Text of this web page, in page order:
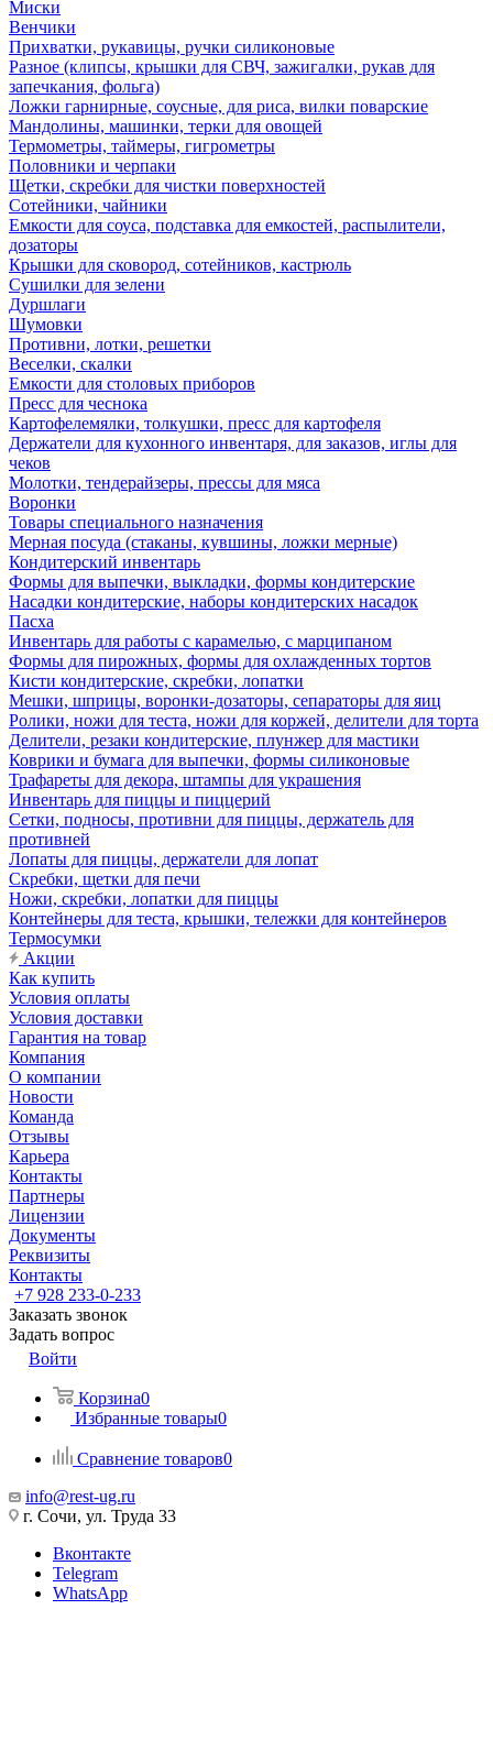
Миски
Венчики
Прихватки, рукавицы, ручки силиконовые
Разное (клипсы, крышки для СВЧ, зажигалки, рукав для
запечкания, фольга)
Ложки гарнирные, соусные, для риса, вилки поварские
Мандолины, машинки, терки для овощей
Термометры, таймеры, гигрометры
Половники и черпаки
Щетки, скребки для чистки поверхностей
Сотейники, чайники
Емкости для соуса, подставка для емкостей, распылители,
дозаторы
Крышки для сковород, сотейников, кастрюль
Сушилки для зелени
Дуршлаги
Шумовки
Противни, лотки, решетки
Веселки, скалки
Емкости для столовых приборов
Пресс для чеснока
Картофелемялки, толкушки, пресс для картофеля
Держатели для кухонного инвентаря, для заказов, иглы для
чеков
Молотки, тендерайзеры, прессы для мяса
Воронки
Товары специального назначения
Мерная посуда (стаканы, кувшины, ложки мерные)
Кондитерский инвентарь
Формы для выпечки, выкладки, формы кондитерские
Насадки кондитерские, наборы кондитерских насадок
Пасха
Инвентарь для работы с карамелью, с марципаном
Формы для пирожных, формы для охлажденных тортов
Кисти кондитерские, скребки, лопатки
Мешки, шприцы, воронки-дозаторы, сепараторы для яиц
Ролики, ножи для теста, ножи для коржей, делители для торта
Делители, резаки кондитерские, плунжер для мастики
Коврики и бумага для выпечки, формы силиконовые
Трафареты для декора, штампы для украшения
Инвентарь для пиццы и пиццерий
Сетки, подносы, противни для пиццы, держатель для
противней
Лопаты для пиццы, держатели для лопат
Скребки, щетки для печи
Ножи, скребки, лопатки для пиццы
Контейнеры для теста, крышки, тележки для контейнеров
Термосумки
Акции
Как купить
Условия оплаты
Условия доставки
Гарантия на товар
Компания
О компании
Новости
Команда
Отзывы
Карьера
Контакты
Партнеры
Лицензии
Документы
Реквизиты
Контакты
+7 928 233-0-233
Заказать звонок
Задать вопрос
Войти
Корзина0
Избранные товары0
Сравнение товаров0
info@rest-ug.ru
г. Сочи, ул. Труда 33
Вконтакте
Telegram
WhatsApp